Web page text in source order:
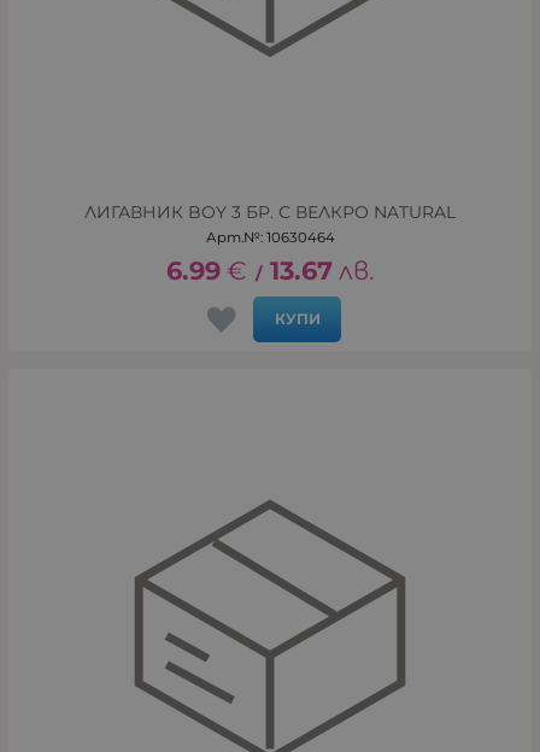
ЛИГАВНИК BOY 3 БР. С ВЕЛКРО NATURAL
Арт.№: 10630464
6.99 € / 13.67 лв.
КУПИ